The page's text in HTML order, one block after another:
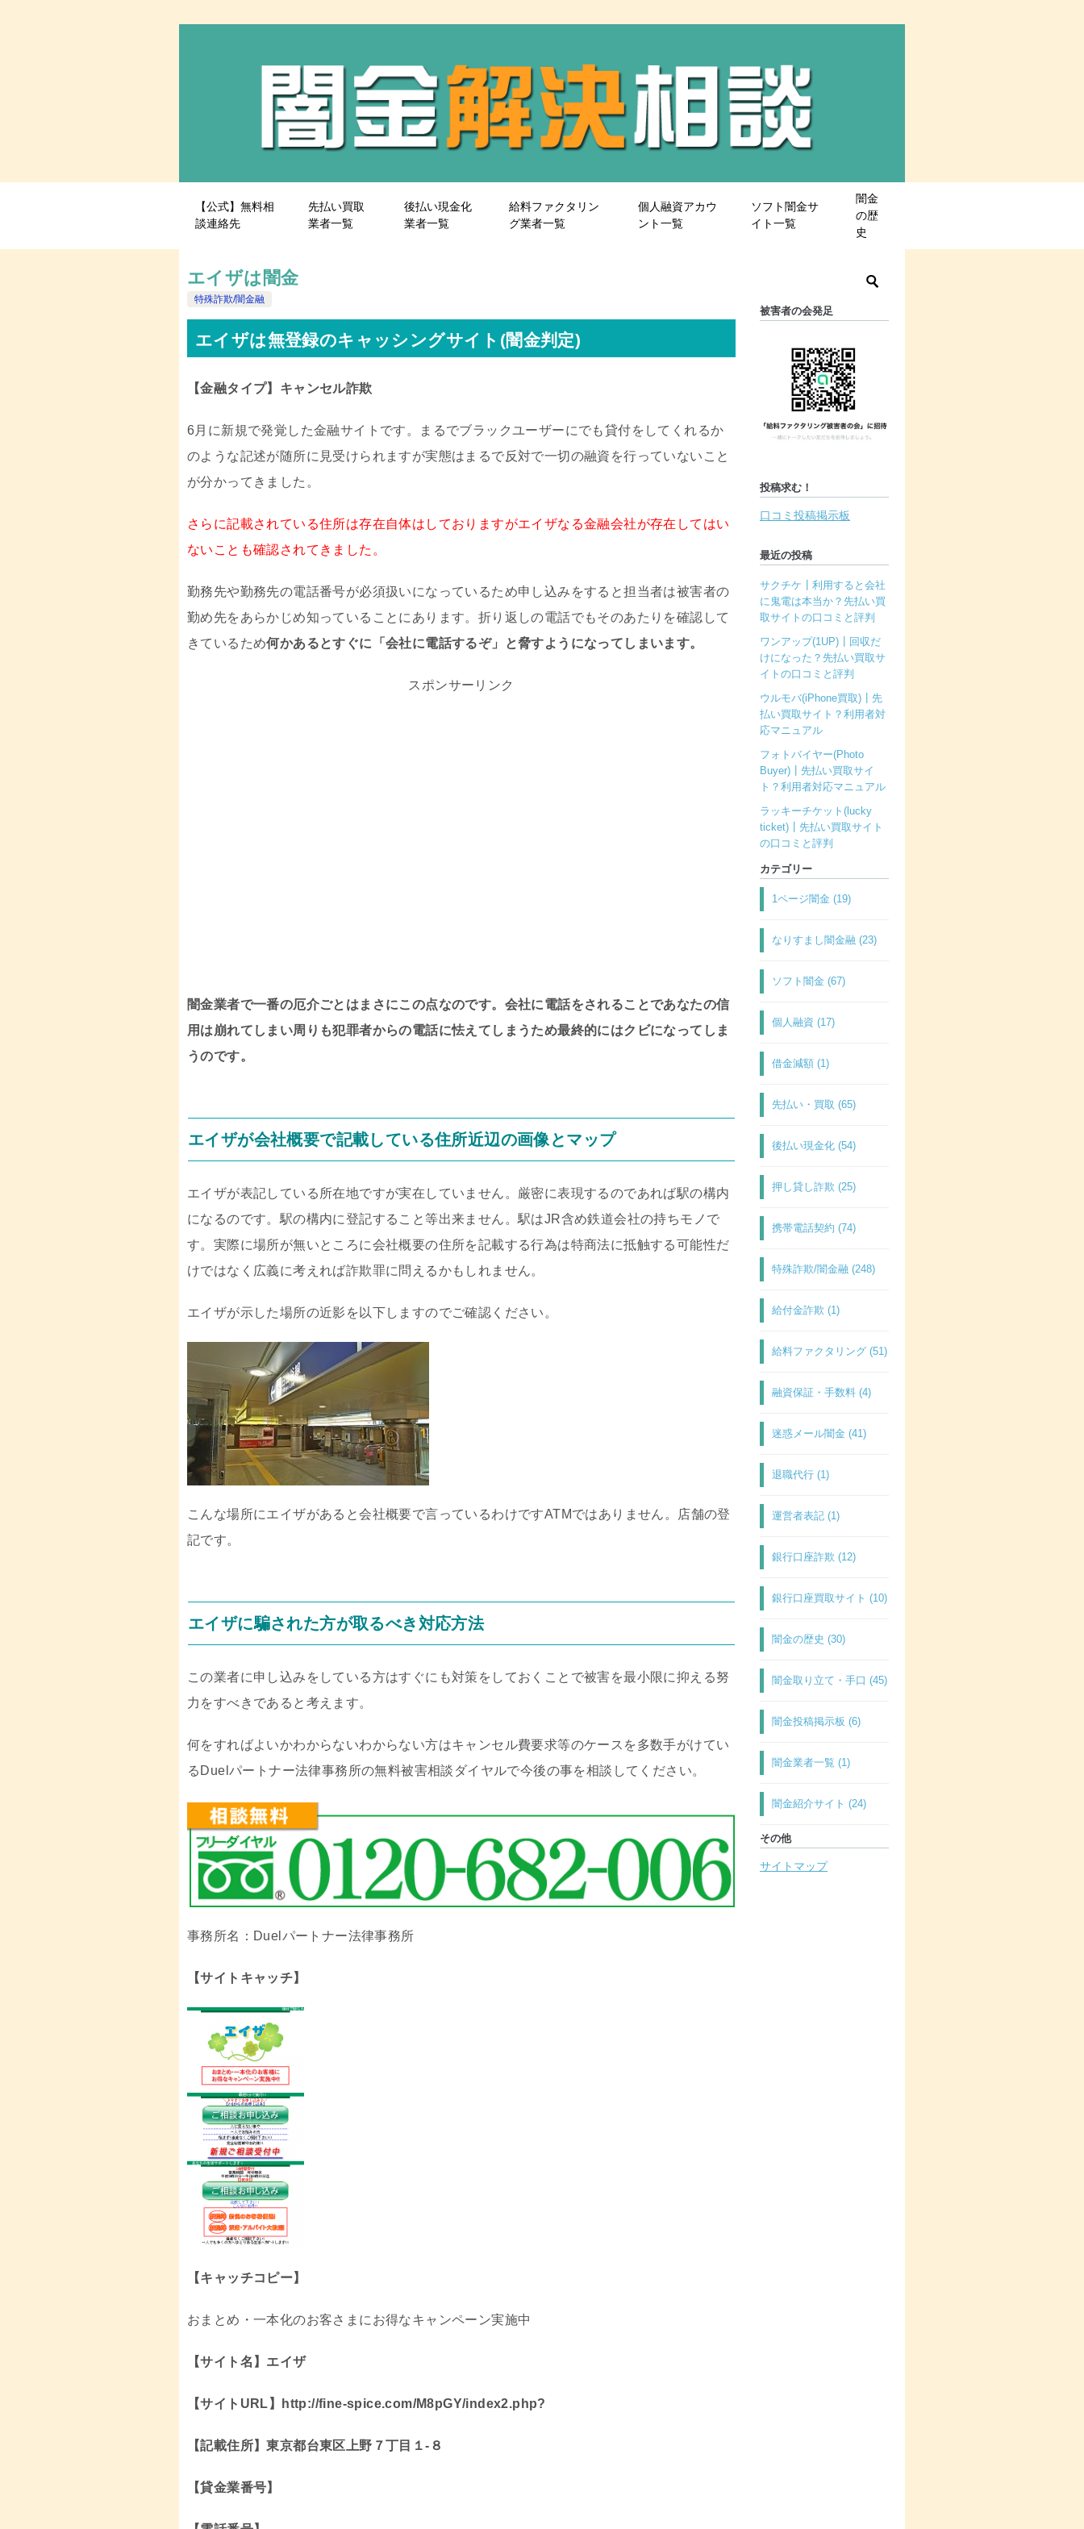
【公式】無料相
談連絡先
先払い買取
業者一覧
後払い現金化
業者一覧
給料ファクタリン
グ業者一覧
個人融資アカウ
ント一覧
ソフト闇金サ
イト一覧
闇金
の歴
史
エイザは闇金
特殊詐欺/闇金融
エイザは無登録のキャッシングサイト(闇金判定)
【金融タイプ】キャンセル詐欺
6月に新規で発覚した金融サイトです。まるでブラックユーザーにでも貸付をしてくれるか
のような記述が随所に見受けられますが実態はまるで反対で一切の融資を行っていないこと
が分かってきました。
さらに記載されている住所は存在自体はしておりますがエイザなる金融会社が存在してはい
ないことも確認されてきました。
勤務先や勤務先の電話番号が必須扱いになっているため申し込みをすると担当者は被害者の
勤め先をあらかじめ知っていることにあります。折り返しの電話でもそのあたりを確認して
きているため何かあるとすぐに「会社に電話するぞ」と脅すようになってしまいます。
スポンサーリンク
闇金業者で一番の厄介ごとはまさにこの点なのです。会社に電話をされることであなたの信
用は崩れてしまい周りも犯罪者からの電話に怯えてしまうため最終的にはクビになってしま
うのです。
エイザが会社概要で記載している住所近辺の画像とマップ
エイザが表記している所在地ですが実在していません。厳密に表現するのであれば駅の構内
になるのです。駅の構内に登記すること等出来ません。駅はJR含め鉄道会社の持ちモノで
す。実際に場所が無いところに会社概要の住所を記載する行為は特商法に抵触する可能性だ
けではなく広義に考えれば詐欺罪に問えるかもしれません。
エイザが示した場所の近影を以下しますのでご確認ください。
こんな場所にエイザがあると会社概要で言っているわけですATMではありません。店舗の登
記です。
エイザに騙された方が取るべき対応方法
この業者に申し込みをしている方はすぐにも対策をしておくことで被害を最小限に抑える努
力をすべきであると考えます。
何をすればよいかわからないわからない方はキャンセル費要求等のケースを多数手がけてい
るDuelパートナー法律事務所の無料被害相談ダイヤルで今後の事を相談してください。
事務所名：Duelパートナー法律事務所
【サイトキャッチ】
【キャッチコピー】
おまとめ・一本化のお客さまにお得なキャンペーン実施中
【サイト名】エイザ
【サイトURL】http://fine-spice.com/M8pGY/index2.php?
【記載住所】東京都台東区上野７丁目１-８
【貸金業番号】
被害者の会発足
投稿求む！
口コミ投稿掲示板
最近の投稿
サクチケ┃利用すると会社
に鬼電は本当か？先払い買
取サイトの口コミと評判
ワンアップ(1UP)┃回収だ
けになった？先払い買取サ
イトの口コミと評判
ウルモバ(iPhone買取)┃先
払い買取サイト？利用者対
応マニュアル
フォトバイヤー(Photo
Buyer)┃先払い買取サイ
ト？利用者対応マニュアル
ラッキーチケット(lucky
ticket)┃先払い買取サイト
の口コミと評判
カテゴリー
1ページ闇金 (19)
なりすまし闇金融 (23)
ソフト闇金 (67)
個人融資 (17)
借金減額 (1)
先払い・買取 (65)
後払い現金化 (54)
押し貸し詐欺 (25)
携帯電話契約 (74)
特殊詐欺/闇金融 (248)
給付金詐欺 (1)
給料ファクタリング (51)
融資保証・手数料 (4)
迷惑メール闇金 (41)
退職代行 (1)
運営者表記 (1)
銀行口座詐欺 (12)
銀行口座買取サイト (10)
闇金の歴史 (30)
闇金取り立て・手口 (45)
闇金投稿掲示板 (6)
闇金業者一覧 (1)
闇金紹介サイト (24)
その他
サイトマップ